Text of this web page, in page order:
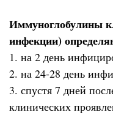
Иммуноглобулины
инфекции)
1. на 2 день
2. на 24-28 день
3. спустя 7 дней
клинических